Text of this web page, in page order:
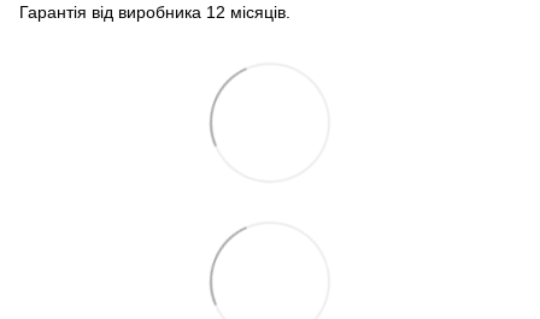
Гарантія від виробника 12 місяців.